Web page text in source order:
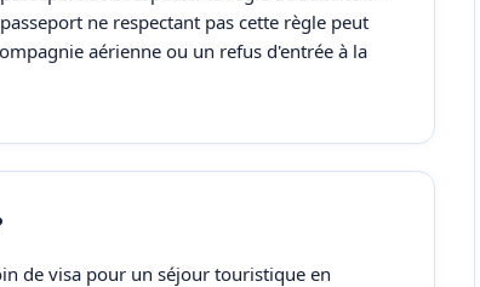
ne respectant pas cette règle peut
aérienne ou un refus d'entrée à la
de visa pour un séjour touristique en